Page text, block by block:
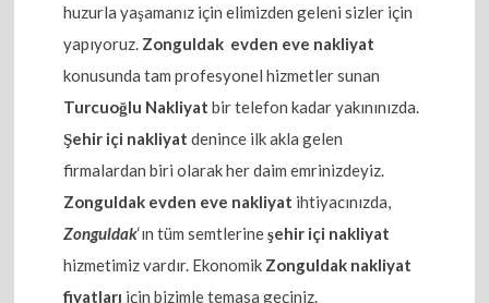
huzurla yaşamanız için elimizden geleni sizler için
yapıyoruz. Zonguldak evden eve nakliyat
konusunda tam profesyonel hizmetler sunan
Turcuoğlu Nakliyat bir telefon kadar yakınınızda.
Şehir içi nakliyat denince ilk akla gelen
firmalardan biri olarak her daim emrinizdeyiz.
Zonguldak evden eve nakliyat ihtiyacınızda,
Zonguldak‘ın tüm semtlerineşehir içi nakliyat
hizmetimiz vardır. Ekonomik Zonguldak nakliyat
fiyatları için bizimle temasa geçiniz.